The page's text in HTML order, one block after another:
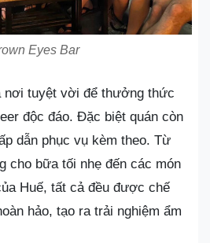
Eyes Bar
nơi tuyệt vời để thưởng thức
độc đáo. Đặc biệt quán còn
dẫn phục vụ kèm theo. Từ
cho bữa tối nhẹ đến các món
Huế, tất cả đều được chế
hảo, tạo ra trải nghiệm ẩm